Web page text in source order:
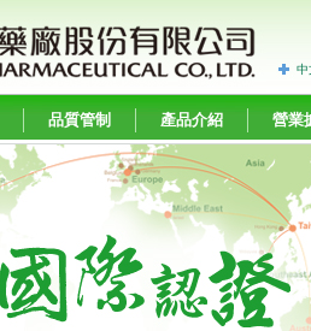
中
品質管制 產品介紹 營業